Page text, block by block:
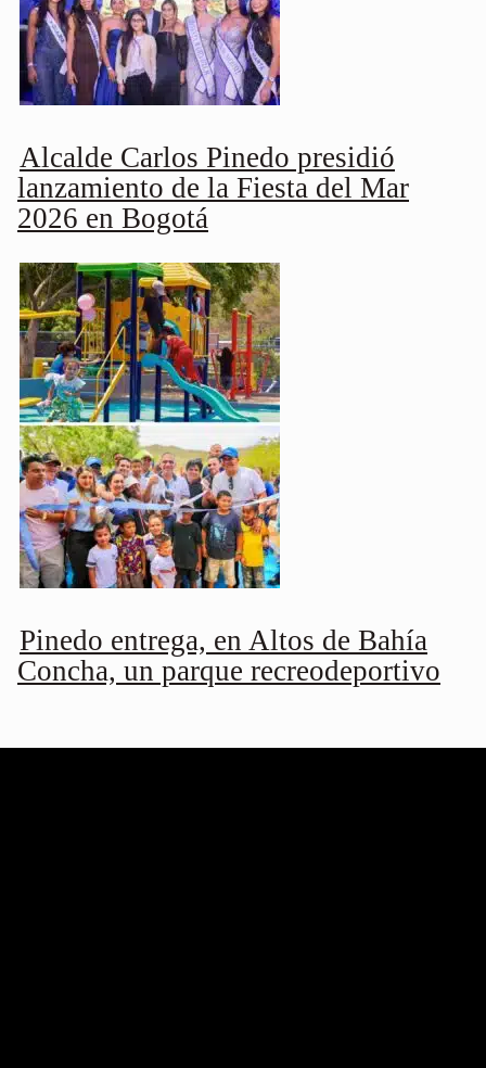
Alcalde Carlos Pinedo presidió
lanzamiento de la Fiesta del Mar
2026 en Bogotá
Pinedo entrega, en Altos de Bahía
Concha, un parque recreodeportivo